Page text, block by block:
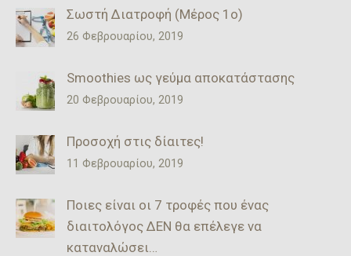
Σωστή Διατροφή (Μέρος 1ο)
26 Φεβρουαρίου, 2019
Smoothies ως γεύμα αποκατάστασης
20 Φεβρουαρίου, 2019
Προσοχή στις δίαιτες!
11 Φεβρουαρίου, 2019
Ποιες είναι οι 7 τροφές που ένας
διαιτολόγος ΔΕΝ θα επέλεγε να
καταναλώσει…